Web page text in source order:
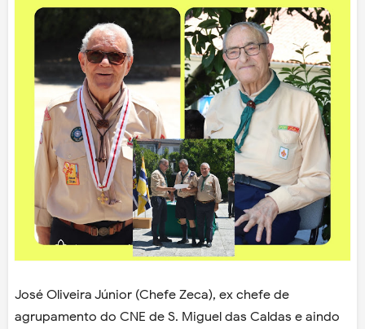
José Oliveira Júnior (Chefe Zeca), ex chefe de
agrupamento do CNE de S. Miguel das Caldas e aindo